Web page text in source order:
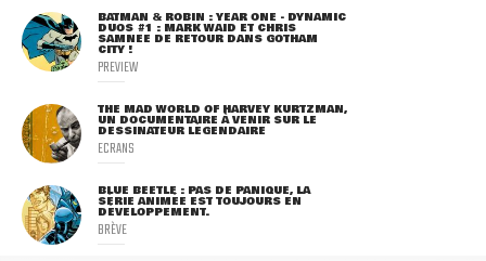
BATMAN & ROBIN : YEAR ONE - DYNAMIC
DUOS #1 : MARK WAID ET CHRIS
SAMNEE DE RETOUR DANS GOTHAM
CITY !
PREVIEW
THE MAD WORLD OF HARVEY KURTZMAN,
UN DOCUMENTAIRE À VENIR SUR LE
DESSINATEUR LÉGENDAIRE
ECRANS
BLUE BEETLE : PAS DE PANIQUE, LA
SÉRIE ANIMÉE EST TOUJOURS EN
DÉVELOPPEMENT.
BRÈVE